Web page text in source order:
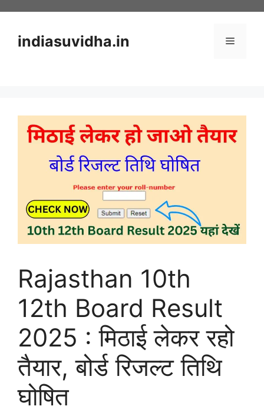
contentindiasuvidha.in Menu
Rajasthan 10th
12th Board Result
2025 : मिठाई लेकर रहो
तैयार, बोर्ड रिजल्ट तिथि
घोषित